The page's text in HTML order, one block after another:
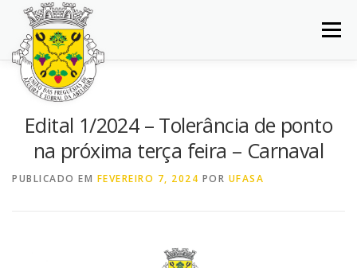
Saltar
conteúdo
Menu
INÍCIO JUNTA DE FREGUESIA
BALCÃO VIRTUAL NOTÍCIAS MAPA
Edital 1/2024 – Tolerância de ponto
na próxima terça feira – Carnaval
PUBLICADO EM FEVEREIRO 7, 2024 POR UFASA